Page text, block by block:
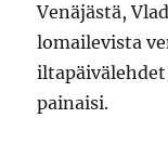
Venäjästä,
lomailevista
painaisi.